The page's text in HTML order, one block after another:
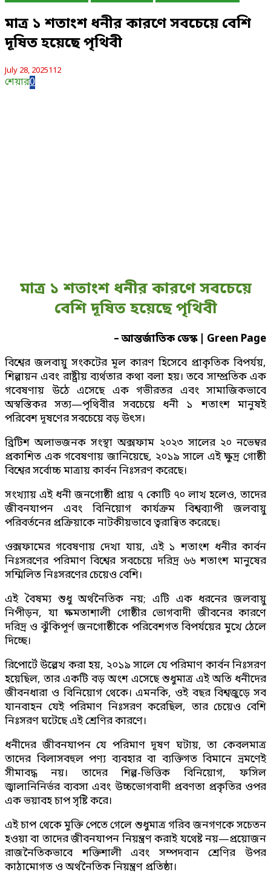
মাত্র ১ শতাংশ ধনীর কারণে সবচেয়ে বেশি
দূষিত হয়েছে পৃথিবী
July 28, 2025112
শেয়ার0
মাত্র ১ শতাংশ ধনীর কারণে সবচেয়ে
বেশি দূষিত হয়েছে পৃথিবী
– আন্তর্জাতিক ডেস্ক | Green Page
বিশ্বের জলবায়ু সংকটের মূল কারণ হিসেবে প্রাকৃতিক বিপর্যয়,
শিল্পায়ন এবং রাষ্ট্রীয় ব্যর্থতার কথা বলা হয়। তবে সাম্প্রতিক এক
গবেষণায় উঠে এসেছে এক গভীরতর এবং সামাজিকভাবে
অস্বস্তিকর সত্য—পৃথিবীর সবচেয়ে ধনী ১ শতাংশ মানুষই
পরিবেশ দূষণের সবচেয়ে বড় উৎস।
ব্রিটিশ অলাভজনক সংস্থা অক্সফাম ২০২৩ সালের ২০ নভেম্বর
প্রকাশিত এক গবেষণায় জানিয়েছে, ২০১৯ সালে এই ক্ষুদ্র গোষ্ঠী
বিশ্বের সর্বোচ্চ মাত্রায় কার্বন নিঃসরণ করেছে।
সংখ্যায় এই ধনী জনগোষ্ঠী প্রায় ৭ কোটি ৭০ লাখ হলেও, তাদের
জীবনযাপন এবং বিনিয়োগ কার্যক্রম বিশ্বব্যাপী জলবায়ু
পরিবর্তনের প্রক্রিয়াকে নাটকীয়ভাবে ত্বরান্বিত করেছে।
ওক্সফামের গবেষণায় দেখা যায়, এই ১ শতাংশ ধনীর কার্বন
নিঃসরণের পরিমাণ বিশ্বের সবচেয়ে দরিদ্র ৬৬ শতাংশ মানুষের
সম্মিলিত নিঃসরণের চেয়েও বেশি।
এই বৈষম্য শুধু অর্থনৈতিক নয়; এটি এক ধরনের জলবায়ু
নিপীড়ন, যা ক্ষমতাশালী গোষ্ঠীর ভোগবাদী জীবনের কারণে
দরিদ্র ও ঝুঁকিপূর্ণ জনগোষ্ঠীকে পরিবেশগত বিপর্যয়ের মুখে ঠেলে
দিচ্ছে।
রিপোর্টে উল্লেখ করা হয়, ২০১৯ সালে যে পরিমাণ কার্বন নিঃসরণ
হয়েছিল, তার একটি বড় অংশ এসেছে শুধুমাত্র এই অতি ধনীদের
জীবনধারা ও বিনিয়োগ থেকে। এমনকি, ওই বছর বিশ্বজুড়ে সব
যানবাহন যেই পরিমাণ নিঃসরণ করেছিল, তার চেয়েও বেশি
নিঃসরণ ঘটেছে এই শ্রেণির কারণে।
ধনীদের জীবনযাপন যে পরিমাণ দূষণ ঘটায়, তা কেবলমাত্র
তাদের বিলাসবহুল পণ্য ব্যবহার বা ব্যক্তিগত বিমানে ভ্রমণেই
সীমাবদ্ধ নয়। তাদের শিল্প-ভিত্তিক বিনিয়োগ, ফসিল
জ্বালানিনির্ভর ব্যবসা এবং উচ্চভোগবাদী প্রবণতা প্রকৃতির ওপর
এক ভয়াবহ চাপ সৃষ্টি করে।
এই চাপ থেকে মুক্তি পেতে গেলে শুধুমাত্র গরিব জনগণকে সচেতন
হওয়া বা তাদের জীবনযাপন নিয়ন্ত্রণ করাই যথেষ্ট নয়—প্রয়োজন
রাজনৈতিকভাবে শক্তিশালী এবং সম্পদবান শ্রেণির উপর
কাঠামোগত ও অর্থনৈতিক নিয়ন্ত্রণ প্রতিষ্ঠা।